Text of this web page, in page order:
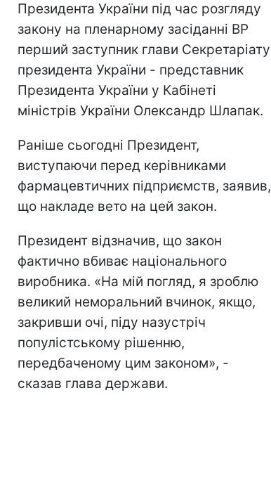
Президента України під час розгляду
закону на пленарному засіданні ВР
перший заступник глави Секретаріату
президента України - представник
Президента України у Кабінеті
міністрів України Олександр Шлапак.
Раніше сьогодні Президент,
виступаючи перед керівниками
фармацевтичних підприємств, заявив,
що накладе вето на цей закон.
Президент відзначив, що закон
фактично вбиває національного
виробника. «На мій погляд, я зроблю
великий неморальний вчинок, якщо,
закривши очі, піду назустріч
популістському рішенню,
передбаченому цим законом», -
сказав глава держави.